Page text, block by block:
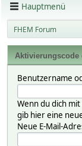
Hauptmenü
FHEM Forum
Aktivierungscode
Benutzername
Wenn du dich
gib hier eine
Neue E-Mail-